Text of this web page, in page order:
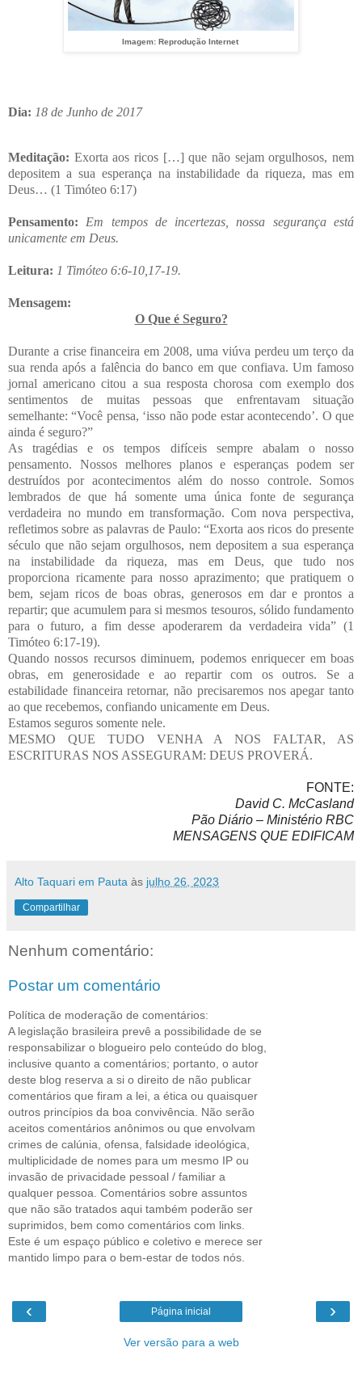
Imagem: Reprodução Internet
Dia: 18 de Junho de 2017
Meditação: Exorta aos ricos […] que não sejam orgulhosos, nem
depositem a sua esperança na instabilidade da riqueza, mas em
Deus… (1 Timóteo 6:17)
Pensamento:
Em tempos de incertezas, nossa segurança está
unicamente em Deus.
Leitura: 1 Timóteo 6:6-10,17-19.
Mensagem:
O Que é Seguro?
Durante a crise financeira em 2008, uma viúva perdeu um terço da
sua renda após a falência do banco em que confiava. Um famoso
jornal americano citou a sua resposta chorosa com exemplo dos
sentimentos de muitas pessoas que enfrentavam situação
semelhante: “Você pensa, ‘isso não pode estar acontecendo’. O que
ainda é seguro?”
As tragédias e os tempos difíceis sempre abalam o nosso
pensamento. Nossos melhores planos e esperanças podem ser
destruídos por acontecimentos além do nosso controle. Somos
lembrados de que há somente uma única fonte de segurança
verdadeira no mundo em transformação. Com nova perspectiva,
refletimos sobre as palavras de Paulo: “Exorta aos ricos do presente
século que não sejam orgulhosos, nem depositem a sua esperança
na instabilidade da riqueza, mas em Deus, que tudo nos
proporciona ricamente para nosso aprazimento; que pratiquem o
bem, sejam ricos de boas obras, generosos em dar e prontos a
repartir; que acumulem para si mesmos tesouros, sólido fundamento
para o futuro, a fim desse apoderarem da verdadeira vida” (1
Timóteo 6:17-19).
Quando nossos recursos diminuem, podemos enriquecer em boas
obras, em generosidade e ao repartir com os outros. Se a
estabilidade financeira retornar, não precisaremos nos apegar tanto
ao que recebemos, confiando unicamente em Deus.
Estamos seguros somente nele.
MESMO QUE TUDO VENHA A NOS FALTAR, AS
ESCRITURAS NOS ASSEGURAM: DEUS PROVERÁ.
FONTE:
David C. McCasland
Pão Diário – Ministério RBC
MENSAGENS QUE EDIFICAM
Alto Taquari em Pauta às julho 26, 2023
Compartilhar
Nenhum comentário:
Postar um comentário
Política de moderação de comentários:
A legislação brasileira prevê a possibilidade de se
responsabilizar o blogueiro pelo conteúdo do blog,
inclusive quanto a comentários; portanto, o autor
deste blog reserva a si o direito de não publicar
comentários que firam a lei, a ética ou quaisquer
outros princípios da boa convivência. Não serão
aceitos comentários anônimos ou que envolvam
crimes de calúnia, ofensa, falsidade ideológica,
multiplicidade de nomes para um mesmo IP ou
invasão de privacidade pessoal / familiar a
qualquer pessoa. Comentários sobre assuntos
que não são tratados aqui também poderão ser
suprimidos, bem como comentários com links.
Este é um espaço público e coletivo e merece ser
mantido limpo para o bem-estar de todos nós.
‹ ›
Página inicial
Ver versão para a web